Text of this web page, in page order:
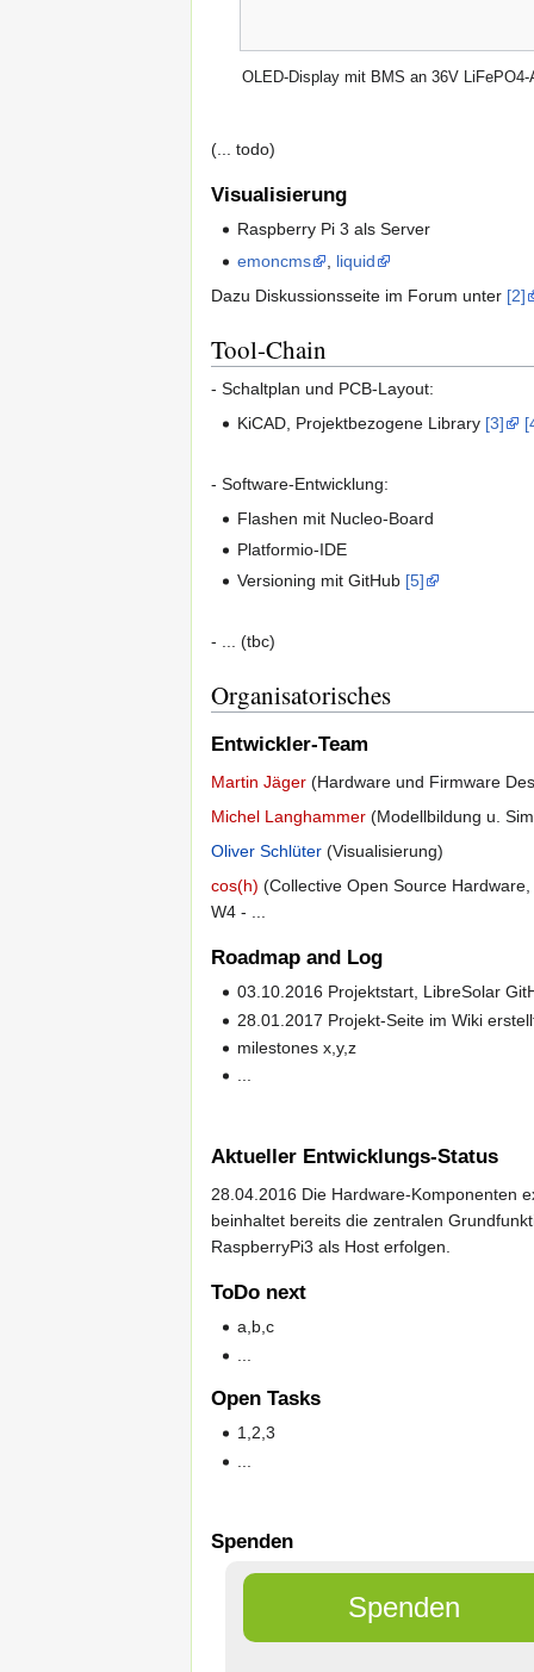
OLED-Display mit BMS an 36V
(... todo)
Visualisierung
Raspberry Pi 3 als Server
emoncms
liquid
Dazu Diskussionsseite im Forum unter [2]
Tool-Chain
- Schaltplan und PCB-Layout:
KiCAD, Projektbezogene Library [3]
- Software-Entwicklung:
Flashen mit Nucleo-Board
Platformio-IDE
Versioning mit GitHub [5]
- ... (tbc)
Organisatorisches
Entwickler-Team
Martin Jäger (Hardware und Firmware
Michel Langhammer (Modellbildung u.
Oliver Schlüter (Visualisierung)
cos(h) (Collective Open Source
W4 - ...
Roadmap and Log
03.10.2016 Projektstart, LibreSolar
28.01.2017 Projekt-Seite im Wiki
milestones x,y,z
...
Aktueller Entwicklungs-Status
28.04.2016 Die Hardware-Komponenten
beinhaltet bereits die zentralen
RaspberryPi3 als Host erfolgen.
ToDo next
a,b,c
Open Tasks
1,2,3
Spenden
Spenden